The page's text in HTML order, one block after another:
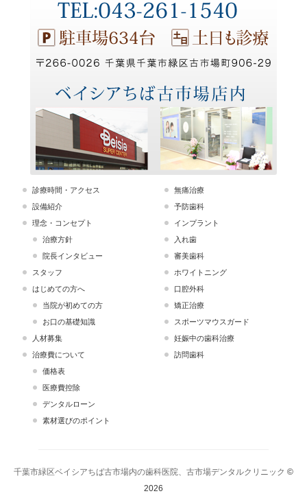
診療時間・アクセス
設備紹介
理念・コンセプト
治療方針
院長インタビュー
スタッフ
はじめての方へ
当院が初めての方
お口の基礎知識
人材募集
治療費について
価格表
医療費控除
デンタルローン
素材選びのポイント
無痛治療
予防歯科
インプラント
入れ歯
審美歯科
ホワイトニング
口腔外科
矯正治療
スポーツマウスガード
妊娠中の歯科治療
訪問歯科
千葉市緑区ベイシアちば古市場内の歯科医院、古市場デンタルクリニック ©
2026